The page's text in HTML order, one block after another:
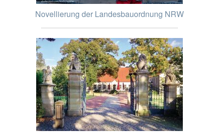
Novellierung der Landesbauordnung NRW